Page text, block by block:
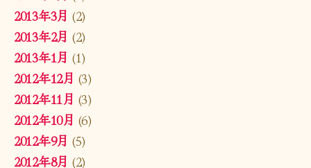
2013年3月 (2)
2013年2月 (2)
2013年1月 (1)
2012年12月 (3)
2012年11月 (3)
2012年10月 (6)
2012年9月 (5)
2012年8月 (2)